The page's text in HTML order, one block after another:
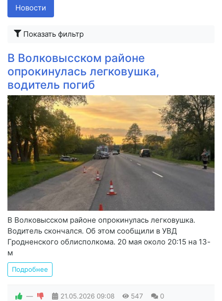
Новости
Показать фильтр
В Волковысском районе
опрокинулась легковушка,
водитель погиб
В Волковысском районе опрокинулась легковушка.
Водитель скончался. Об этом сообщили в УВД
Гродненского облисполкома. 20 мая около 20:15 на 13-
м
Подробнее
— 21.05.2026 09:08 547 0